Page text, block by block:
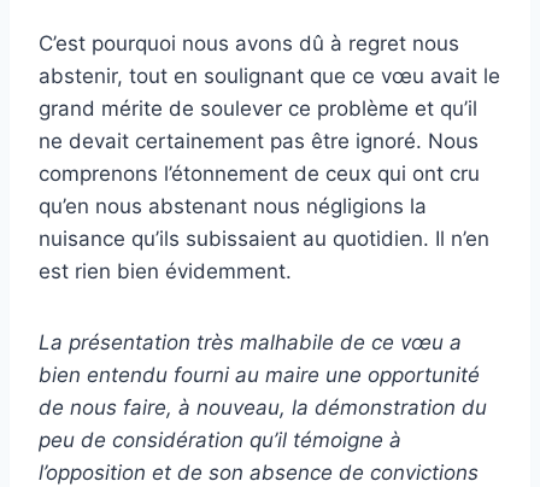
C’est pourquoi nous avons dû à regret nous
abstenir, tout en soulignant que ce vœu avait le
grand mérite de soulever ce problème et qu’il
ne devait certainement pas être ignoré. Nous
comprenons l’étonnement de ceux qui ont cru
qu’en nous abstenant nous négligions la
nuisance qu’ils subissaient au quotidien. Il n’en
est rien bien évidemment.
La présentation très malhabile de ce vœu a
bien entendu fourni au maire une opportunité
de nous faire, à nouveau, la démonstration du
peu de considération qu’il témoigne à
l’opposition et de son absence de convictions